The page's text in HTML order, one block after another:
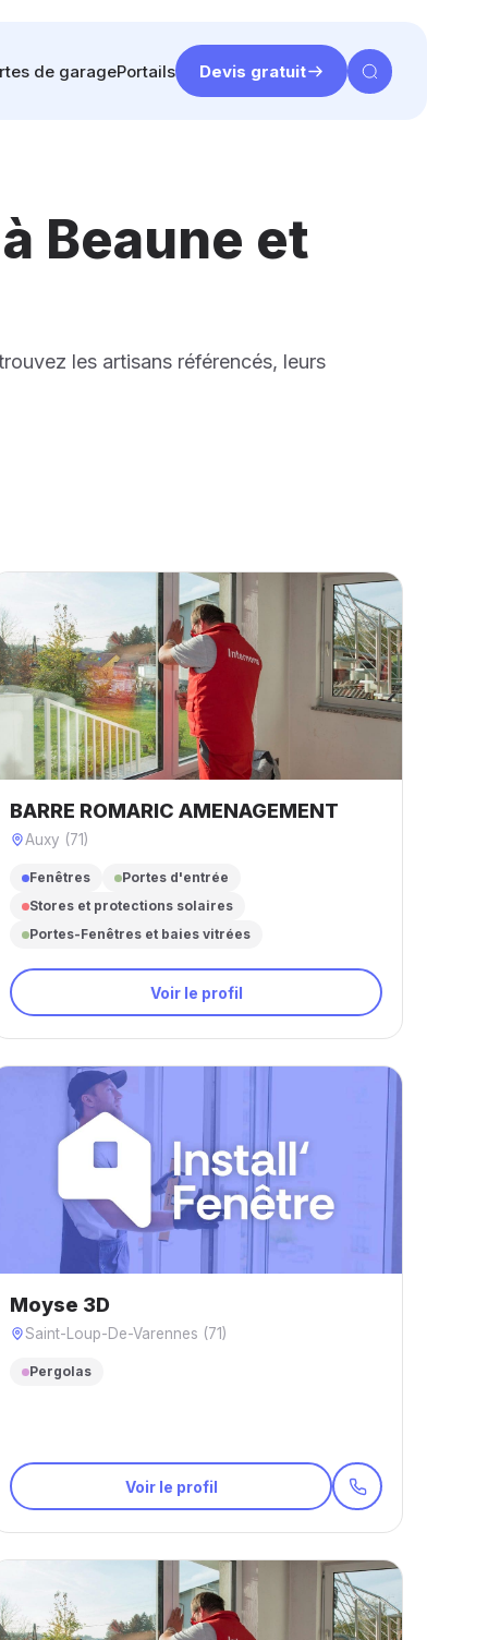
de garagePortails Devis gratuit
Beaune et
les artisans référencés, leurs
BARRE ROMARIC AMENAGEMENT
Auxy (71)
Fenêtres
Portes d'entrée
Stores et protections solaires
Portes-Fenêtres et baies vitrées
Voir le profil
Moyse 3D
Saint-Loup-De-Varennes (71)
Pergolas
Voir le profil